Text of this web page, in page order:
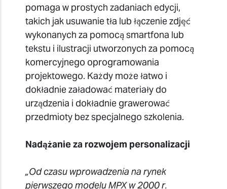
pomaga w prostych zadaniach edycji,
takich jak usuwanie tła lub łączenie zdjęć
wykonanych za pomocą smartfona lub
tekstu i ilustracji utworzonych za pomocą
komercyjnego oprogramowania
projektowego. Każdy może łatwo i
dokładnie załadować materiały do
urządzenia i dokładnie grawerować
przedmioty bez specjalnego szkolenia.
Nadążanie za rozwojem personalizacji
„Od czasu wprowadzenia na rynek
pierwszego modelu MPX w 2000 r.